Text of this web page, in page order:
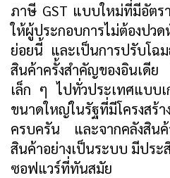
ภาษี GST แบบใหม่ที่มีอัตร
ให้ผู้ประกอบการไม่ต้องป
ย่อยนี้ และเป็นการปรับโฉ
สินค้าครั้งสำคัญของอินเดี
เล็ก ๆ ไปทั่วประเทศแบบ
ขนาดใหญ่ในรัฐที่มีโครงสร้
ครบครัน และจากคลังสิ
สินค้าอย่างเป็นระบบ มีปร
ซอฟแวร์ที่ทันสมัย